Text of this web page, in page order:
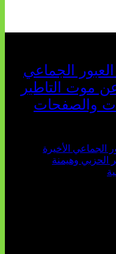
الجماعي
موت التاطير
والصفحات